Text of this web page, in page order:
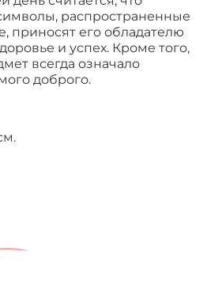
распространенные
приносят его обладателю
и успех. Кроме того,
всегда означало
доброго.